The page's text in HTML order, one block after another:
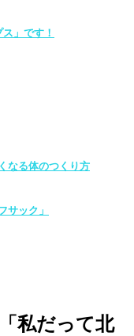
」です！
なる体のつくり方
サック」
私だって北